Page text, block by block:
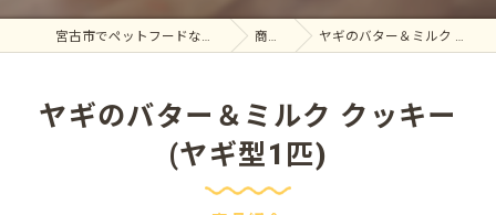
宮古市でペットフードならペット空間 てくてく 商品紹介 ヤギのバター＆ミルク クッキー (ヤギ型1匹)
ヤギのバター＆ミルク クッキー
(ヤギ型1匹)